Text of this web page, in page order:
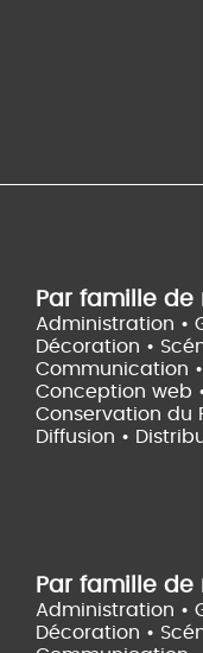
Par famille de
Administration •
Décoration •
Communication
Conception web
Conservation du
Diffusion •
Par famille de
Administration •
Décoration •